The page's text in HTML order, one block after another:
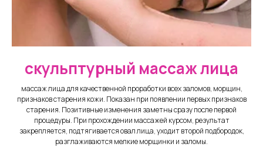
скульптурный массаж лица
массаж лица для качественной проработки всех заломов, морщин,
признаков старения кожи. Показан при появлении первых признаков
старения. Позитивные изменения заметны сразу после первой
процедуры. При прохождении массажей курсом, результат
закрепляется, подтягивается овал лица, уходит второй подбородок,
разглаживаются мелкие морщинки и заломы.